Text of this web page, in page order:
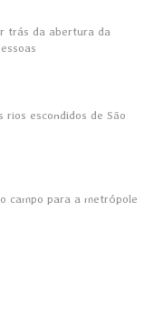
trás da abertura da
rios escondidos de São
campo para a metrópole